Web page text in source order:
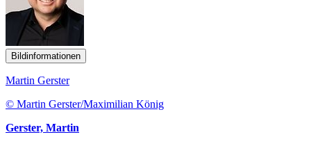
Bildinformationen
Martin Gerster
© Martin Gerster/Maximilian König
Gerster, Martin